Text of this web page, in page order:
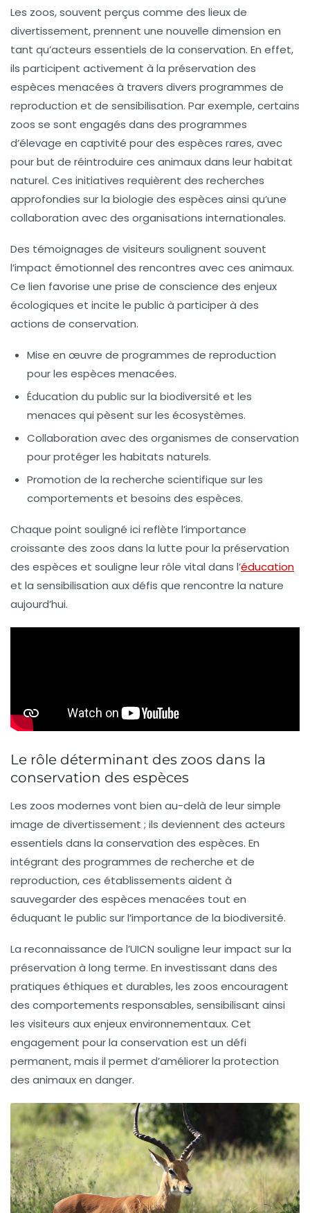
Les zoos, souvent perçus comme des lieux de
divertissement, prennent une nouvelle dimension en
tant qu’acteurs essentiels de la conservation. En effet,
ils participent activement à la préservation des
espèces menacées à travers divers programmes de
reproduction et de sensibilisation. Par exemple, certains
zoos se sont engagés dans des programmes
d’élevage en captivité pour des espèces rares, avec
pour but de réintroduire ces animaux dans leur habitat
naturel. Ces initiatives requièrent des recherches
approfondies sur la biologie des espèces ainsi qu’une
collaboration avec des organisations internationales.
Des témoignages de visiteurs soulignent souvent
l’impact émotionnel des rencontres avec ces animaux.
Ce lien favorise une prise de conscience des enjeux
écologiques et incite le public à participer à des
actions de conservation.
Mise en œuvre de programmes de reproduction
pour les espèces menacées.
Éducation du public sur la biodiversité et les
menaces qui pèsent sur les écosystèmes.
Collaboration avec des organismes de conservation
pour protéger les habitats naturels.
Promotion de la recherche scientifique sur les
comportements et besoins des espèces.
Chaque point souligné ici reflète l’importance
croissante des zoos dans la lutte pour la préservation
des espèces et souligne leur rôle vital dans l’éducation
et la sensibilisation aux défis que rencontre la nature
aujourd’hui.
Le rôle déterminant des zoos dans la
conservation des espèces
Les zoos modernes vont bien au-delà de leur simple
image de divertissement ; ils deviennent des acteurs
essentiels dans la conservation des espèces. En
intégrant des programmes de recherche et de
reproduction, ces établissements aident à
sauvegarder des espèces menacées tout en
éduquant le public sur l’importance de la biodiversité.
La reconnaissance de l’UICN souligne leur impact sur la
préservation à long terme. En investissant dans des
pratiques éthiques et durables, les zoos encouragent
des comportements responsables, sensibilisant ainsi
les visiteurs aux enjeux environnementaux. Cet
engagement pour la conservation est un défi
permanent, mais il permet d’améliorerla protection
des animaux en danger.